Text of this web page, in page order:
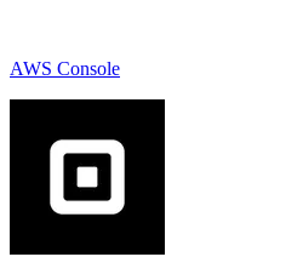
AWS Console